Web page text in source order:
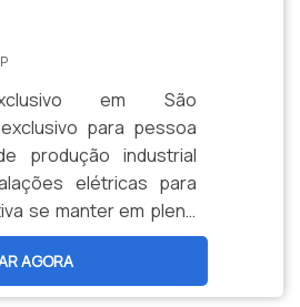
em São
para pessoa
produção industrial
elétricas para
se manter em pleno
algum setor elétrico
a empresa pode
na linha de produção.
AGORA